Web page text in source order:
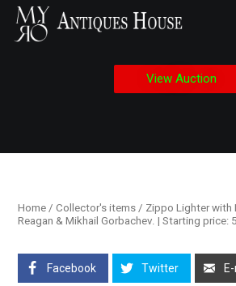
View Auction
Home / Collector's items / Zippo Lighter with
Reagan & Mikhail Gorbachev. | Starting price:
Facebook Twitter